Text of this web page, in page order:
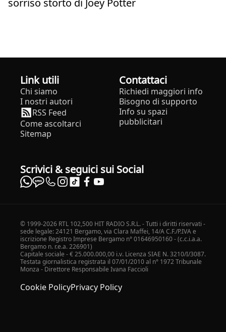
sorriso storto di Joey Potter
Link utili
Chi siamo
I nostri autori
RSS Feed
Come ascoltarci
Sitemap
Contattaci
Richiedi maggiori info
Bisogno di supporto
Info su spazi
pubblicitari
Scrivici & seguici sui Social
© 1999-2026 RTL 102,500 HIT RADIO S.R.L. - Tutti i diritti riservati -
sede legale: 24121 Bergamo, via Clara Maffei, 14/A C.F./P.IVA e
iscrizione Registro Imprese Bergamo n° 01646950160 - (c.c.i.a.a.
Bergamo n. r.e.a. 226901)
Capitale sociale - € 25.000.000,00 i.v. Licenza SIAE N. 3210/I/3087.
Testata giornalistica registrata il 07/01/2010 al n° 1972 Tribunale
Monza - Direttore Responsabile Ivana Faccioli
Cookie PolicyPrivacy Policy